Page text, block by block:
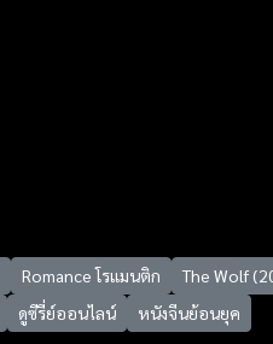
Romance โรแมนติก
The Wolf
ดูซีรี่ย์ออนไลน์ หนังจีนย้อนยุค